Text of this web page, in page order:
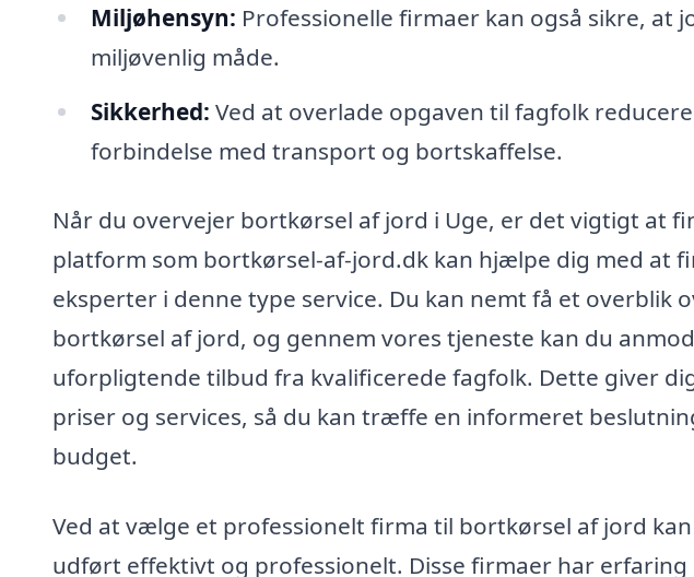
Miljøhensyn: Professionelle firmaer kan også sikre, at
miljøvenlig måde.
Sikkerhed: Ved at overlade opgaven til fagfolk
forbindelse med transport og bortskaffelse.
Når du overvejer bortkørsel af jord i Uge, er det vigtigt at
platform som bortkørsel-af-jord.dk kan hjælpe dig med at
eksperter i denne type service. Du kan nemt få et overblik
bortkørsel af jord, og gennem vores tjeneste kan du
uforpligtende tilbud fra kvalificerede fagfolk. Dette giver
priser og services, så du kan træffe en informeret
budget.
Ved at vælge et professionelt firma til bortkørsel af jord
udført effektivt og professionelt. Disse firmaer har erfaring